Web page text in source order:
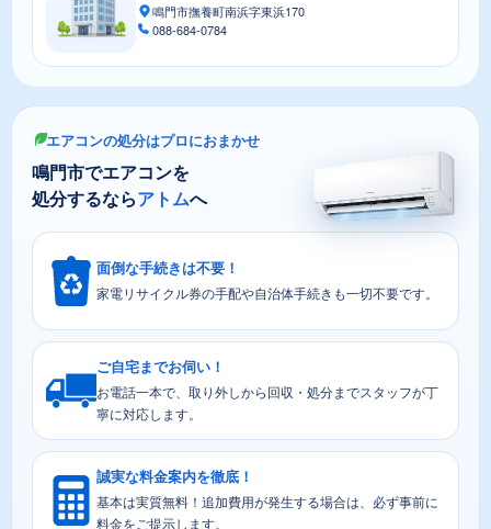
鳴門市撫養町南浜字東浜170
088-684-0784
エアコンの処分はプロにおまかせ
鳴門市でエアコンを
処分するならアトムへ
面倒な手続きは不要！
家電リサイクル券の手配や自治体手続きも一切不要です。
ご自宅までお伺い！
お電話一本で、取り外しから回収・処分までスタッフが丁
寧に対応します。
誠実な料金案内を徹底！
基本は実質無料！追加費用が発生する場合は、必ず事前に
料金をご提示します。